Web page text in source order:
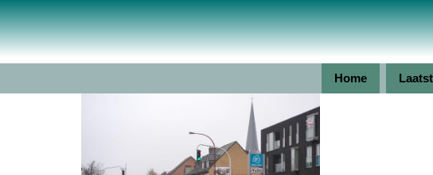
Home